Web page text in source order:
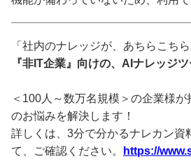
「社内のナレッジが、あちらこち
『非IT企業』向けの、AIナレッジツ
＜100人～数万名規模＞の企業様
のお悩みを解決します！
詳しくは、3分で分かるナレカン資
て、ご確認ください。
https://